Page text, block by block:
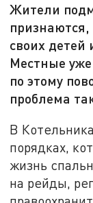
Жители
признаются,
своих детей
Местные
по этому
проблема
В
порядках,
жизнь
на рейды,